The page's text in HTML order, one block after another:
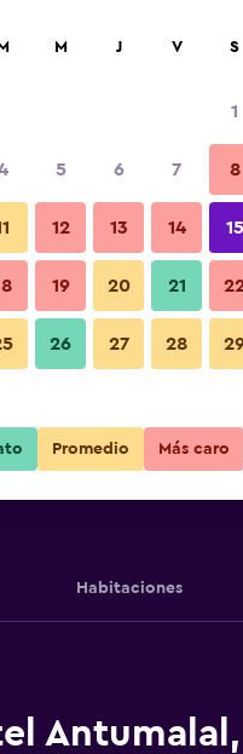
más barata de precio
Total noche
$315
$338
Habitaciones
M M J V S
1
5 6 7 8
12 13 14 15
19 20 21
26 27 28
Promedio Más caro